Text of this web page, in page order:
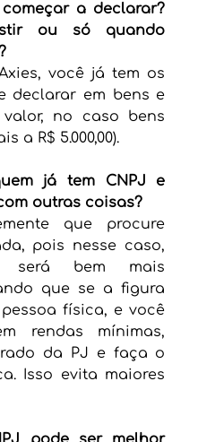
a declarar?
ou só quando
você já tem os
declarar em bens e
no caso bens
a R$ 5.000,00).
já tem CNPJ e
outras coisas?
que procure
pois nesse caso,
será bem mais
que se a figura
física, e você
rendas mínimas,
da PJ e faça o
Isso evita maiores